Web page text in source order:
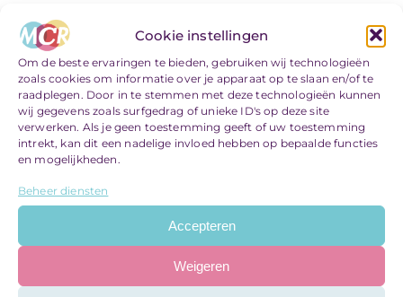
Cookie instellingen
Om de beste ervaringen te bieden, gebruiken wij technologieën
zoals cookies om informatie over je apparaat op te slaan en/of te
raadplegen. Door in te stemmen met deze technologieën kunnen
wij gegevens zoals surfgedrag of unieke ID's op deze site
verwerken. Als je geen toestemming geeft of uw toestemming
intrekt, kan dit een nadelige invloed hebben op bepaalde functies
en mogelijkheden.
Beheer diensten
Accepteren
Weigeren
Call us today at(555) 802-
1234
Request a Quote
Aliquam dictum amet blandit efficitur.